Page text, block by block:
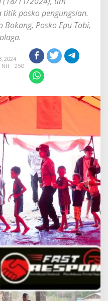
posko pengungsian.
Bokang, Posko Epu Tobi,
2024
Ntt
250